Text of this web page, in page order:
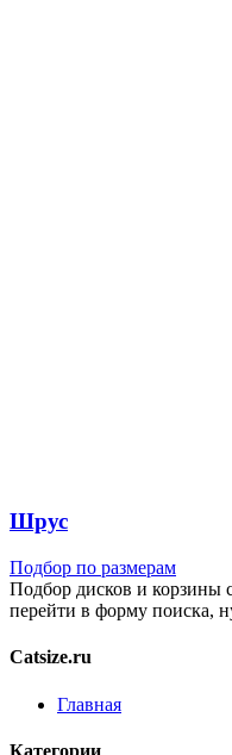
Шрус
Подбор по размерам
Подбор дисков и корзины
перейти в форму поиска,
Catsize.ru
Главная
Категории